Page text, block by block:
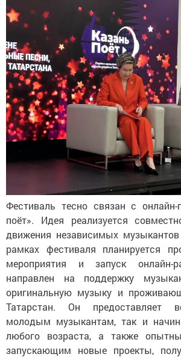
Фестиваль тесно связан с онлайн-
поёт». Идея реализуется
движения независимых
рамках фестиваля планируется
мероприятия и запуск онлайн-
направлен на поддержку
оригинальную музыку и
Татарстан. Он предоставляет
молодым музыкантам, так и
любого возраста, а также
запускающим новые проекты,